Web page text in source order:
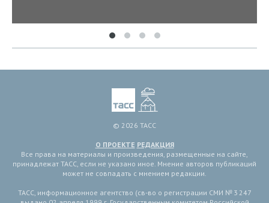
© 2026 ТАСС
О ПРОЕКТЕ РЕДАКЦИЯ
Все права на материалы и произведения, размещенные на сайте,
принадлежат ТАСС, если не указано иное. Мнение авторов публикаций
может не совпадать с мнением редакции.
ТАСС, информационное агентство (св-во о регистрации СМИ № 3 247